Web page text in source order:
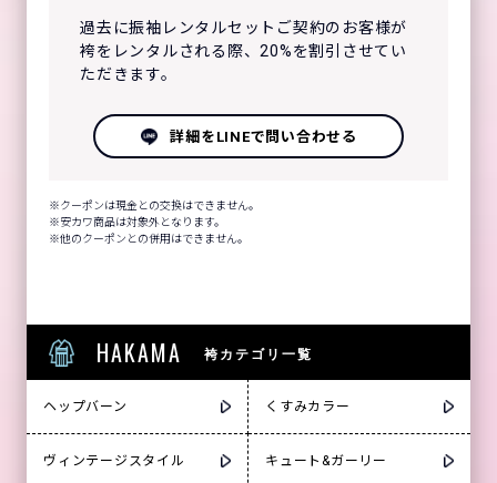
過去に振袖レンタルセットご契約のお客様が
袴をレンタルされる際、20%を割引させてい
ただきます。
詳細をLINEで問い合わせる
クーポンは現金との交換はできません。
安カワ商品は対象外となります。
他のクーポンとの併用はできません。
HAKAMA 袴カテゴリ一覧
ヘップバーン くすみカラー
ヴィンテージスタイル キュート&ガーリー